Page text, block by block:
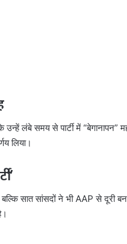
लंबे समय से पार्टी में “बेगानापन”
लिया।
सात सांसदों ने भी AAP से दूरी